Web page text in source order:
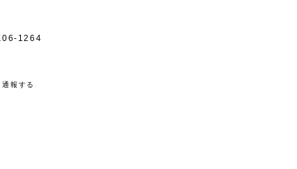
1264
通報する